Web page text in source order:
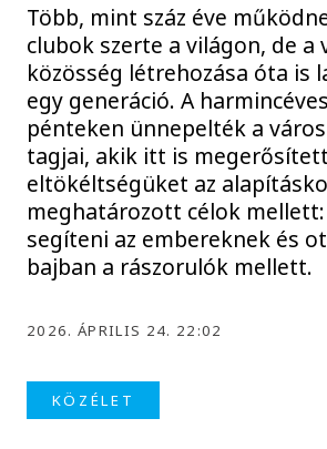
Több, mint száz éve
clubok szerte a világon, de a
közösség létrehozása óta is
egy generáció. A
pénteken ünnepelték a
tagjai, akik itt is
eltökéltségüket az
meghatározott célok
segíteni az embereknek és
bajban a rászorulók mellett.
2026. ÁPRILIS 24. 22:02
KÖZÉLET